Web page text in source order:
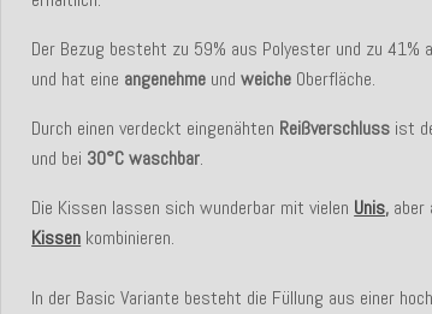
Der Bezug besteht zu 59% aus Polyester und zu 41%
und hat eine angenehme undweiche Oberfläche.
Durch einen verdeckt eingenähten Reißverschluss ist
und bei 30°Cwaschbar.
Die Kissen lassen sich wunderbar mit vielen Unis, aber
Kissen kombinieren.
In der Basic Variante besteht die Füllung aus einer